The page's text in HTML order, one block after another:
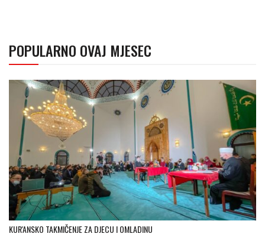
POPULARNO OVAJ MJESEC
KUR'ANSKO TAKMIČENJE ZA DJECU I OMLADINU